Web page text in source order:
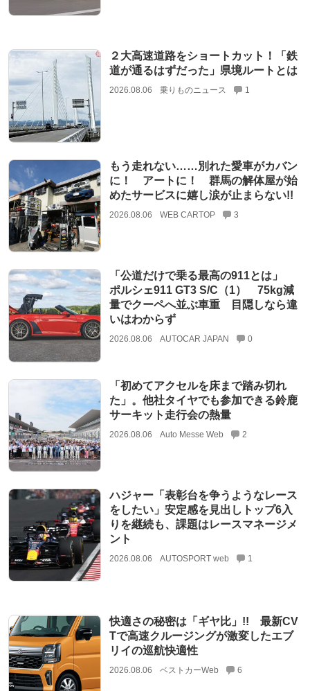
２大高速道路をショートカット！「鉄
道が通るはずだった」県境ルートとは
2026.08.06 乗りものニュース 1
もう走れない……別れた愛車がカバン
に！ アートに！ 群馬の解体屋が始
めたサービスに嬉し涙が止まらない!!
2026.08.06 WEB CARTOP 3
「公道だけで乗る最高の911とは」
ポルシェ911 GT3 S/C（1） 75kg減
量でクーペへ並ぶ車重 目隠しなら違
いはわからず
2026.08.06 AUTOCAR JAPAN 0
「初めてアクセルを床まで踏み切れ
た」。他社タイヤでも参加できる鈴鹿
サーキット走行会の熱量
2026.08.06 Auto Messe Web 2
ハジャー「表彰台を争うようなレース
をしたい」安定感を見出しトップ6入
りを継続も、課題はレースマネージメ
ント
2026.08.06 AUTOSPORT web 1
快適さの秘密は「ギヤ比」!! 最新CV
Tで高速クルージングが激変したエブ
リイの巡航快適性
2026.08.06 ベストカーWeb 6